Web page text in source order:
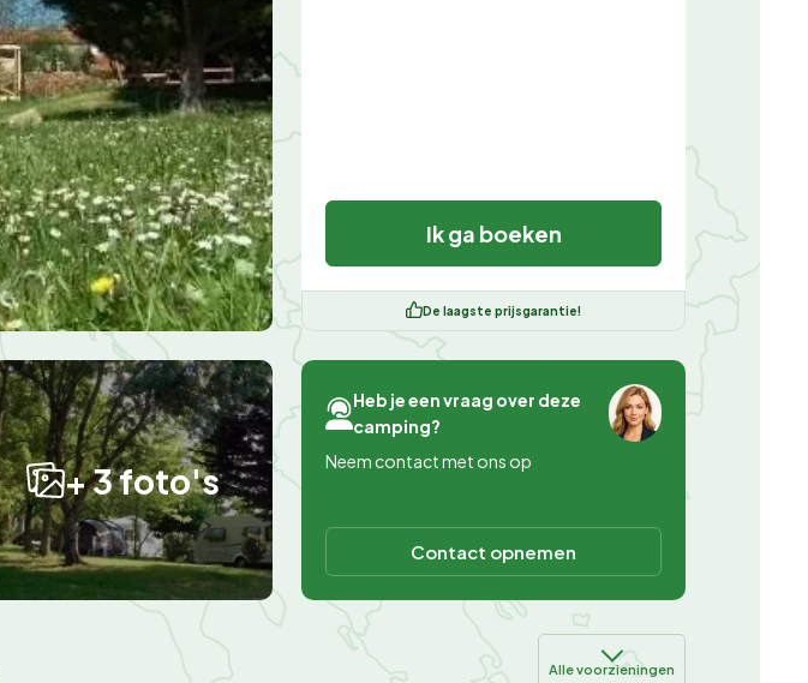
+ 3 foto's
Ik ga boeken
De laagste prijsgarantie!
Heb je een vraag over deze
camping?
Neem contact met ons op
Contact opnemen
Alle voorzieningen